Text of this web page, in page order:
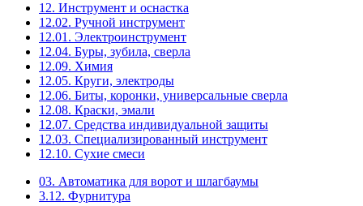
12. Инструмент и оснастка
12.02. Ручной инструмент
12.01. Электроинструмент
12.04. Буры, зубила, сверла
12.09. Химия
12.05. Круги, электроды
12.06. Биты, коронки, универсальные сверла
12.08. Краски, эмали
12.07. Средства индивидуальной защиты
12.03. Специализированный инструмент
12.10. Сухие смеси
03. Автоматика для ворот и шлагбаумы
3.12. Фурнитура